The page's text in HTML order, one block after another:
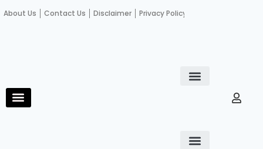
About Us Contact Us Disclaimer Privacy Policy